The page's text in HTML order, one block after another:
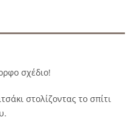
σχέδιο!
στολίζοντας το σπίτι